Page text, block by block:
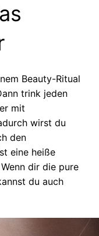
Beauty-Ritual
trink jeden
mit
wirst du
den
eine heiße
dir die pure
du auch